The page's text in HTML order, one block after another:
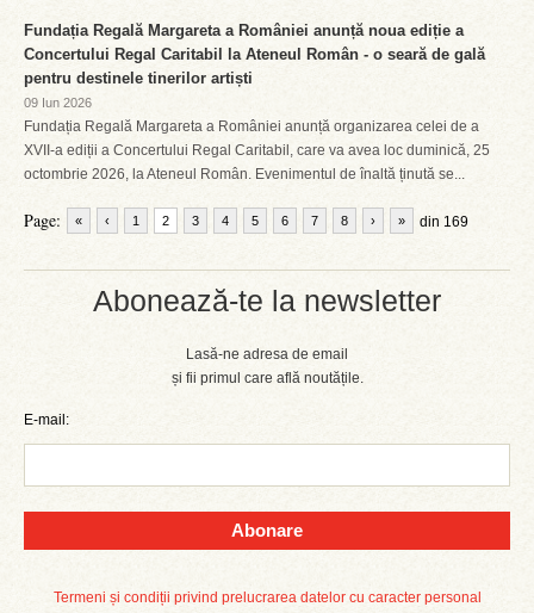
Abonează-te la newsletter
Lasă-ne adresa de email
și fii primul care află noutățile.
E-mail:
Abonare
Termeni și condiții privind prelucrarea datelor cu caracter personal
Fundația Regală Margareta a României anunță noua ediție a
Concertului Regal Caritabil la Ateneul Român - o seară de gală
pentru destinele tinerilor artiști
09 Iun 2026
Fundația Regală Margareta a României anunță organizarea celei de a
XVII-a ediții a Concertului Regal Caritabil, care va avea loc duminică, 25
octombrie 2026, la Ateneul Român. Evenimentul de înaltă ținută se...
Page: « ‹ 1 2 3 4 5 6 7 8 din 169
› »